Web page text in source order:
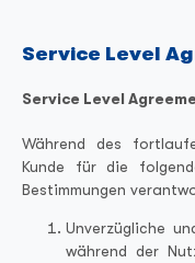
Service Level
Service Level
Während des
Kunde für die
Bestimmungen
Unverzügliche
während der